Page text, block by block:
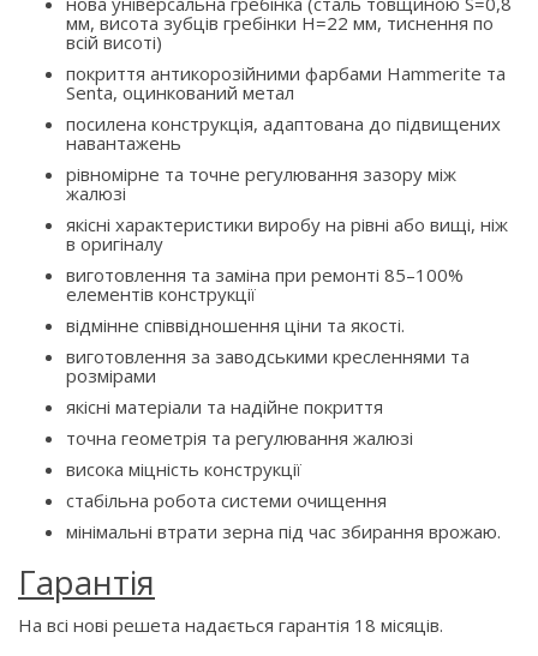
мм, висота зубців гребінки H=22 мм, тиснення по
всій висоті)
покриття антикорозійними фарбами Hammerite та
Senta, оцинкований метал
посилена конструкція, адаптована до підвищених
навантажень
рівномірне та точне регулювання зазору між
жалюзі
якісні характеристики виробу на рівні або вищі, ніж
в оригіналу
виготовлення та заміна при ремонті 85–100%
елементів конструкції
відмінне співвідношення ціни та якості.
виготовлення за заводськими кресленнями та
розмірами
якісні матеріали та надійне покриття
точна геометрія та регулювання жалюзі
висока міцність конструкції
стабільна робота системи очищення
мінімальні втрати зерна під час збирання врожаю.
Гарантія
На всі нові решета надається гарантія 18 місяців.